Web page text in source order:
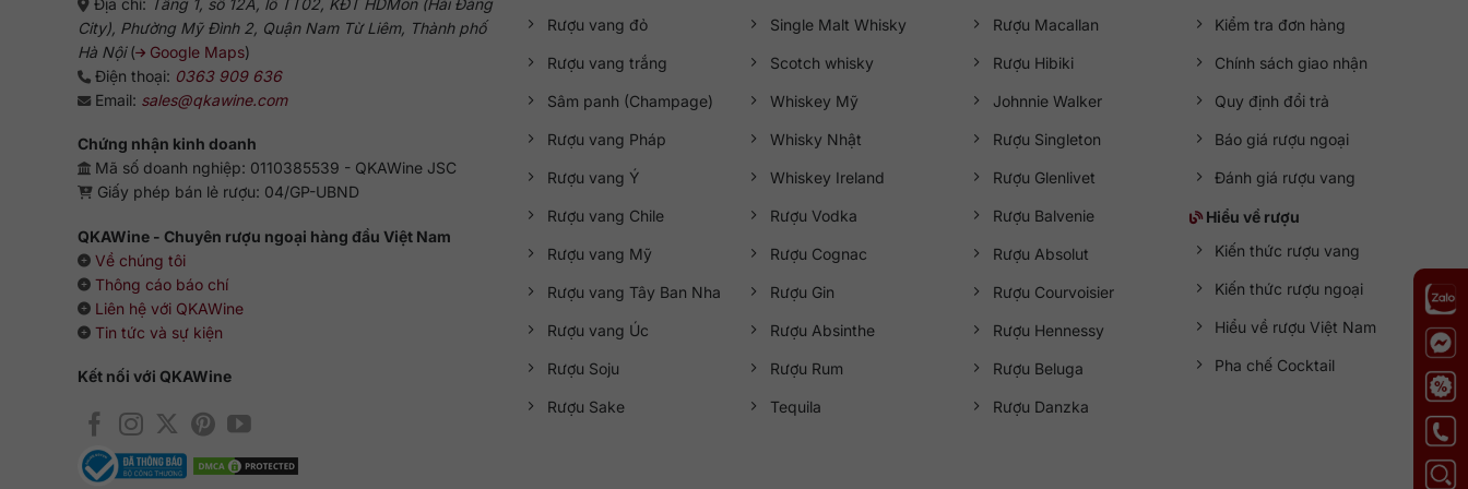
Địa chỉ: Tầng 1, số 12A, lô TT02, KĐT HDMon (Hải Đăng
City), Phường Mỹ Đình 2, Quận Nam Từ Liêm, Thành phố
Hà Nội( Google Maps)
Điện thoại: 0363 909 636
Email: sales@qkawine.com
Chứng nhận kinh doanh
Mã số doanh nghiệp: 0110385539 - QKAWine JSC
Giấy phép bán lẻ rượu: 04/GP-UBND
QKAWine - Chuyên rượu ngoại hàng đầu Việt Nam
Về chúng tôi
Thông cáo báo chí
Liên hệ với QKAWine
Tin tức và sự kiện
Kết nối với QKAWine
Rượu vang đỏ
Rượu vang trắng
Sâm panh (Champage)
Rượu vang Pháp
Rượu vang Ý
Rượu vang Chile
Rượu vang Mỹ
Rượu vang Tây Ban Nha
Rượu vang Úc
Rượu Soju
Rượu Sake
Single Malt Whisky
Scotch whisky
Whiskey Mỹ
Whisky Nhật
Whiskey Ireland
Rượu Vodka
Rượu Cognac
Rượu Gin
Rượu Absinthe
Rượu Rum
Tequila
Rượu Macallan
Rượu Hibiki
Johnnie Walker
Rượu Singleton
Rượu Glenlivet
Rượu Balvenie
Rượu Absolut
Rượu Courvoisier
Rượu Hennessy
Rượu Beluga
Rượu Danzka
Kiểm tra đơn hàng
Chính sách giao nhận
Quy định đổi trả
Báo giá rượu ngoại
Đánh giá rượu vang
Hiểu về rượu
Kiến thức rượu vang
Kiến thức rượu ngoại
Hiểu về rượu Việt Nam
Pha chế Cocktail